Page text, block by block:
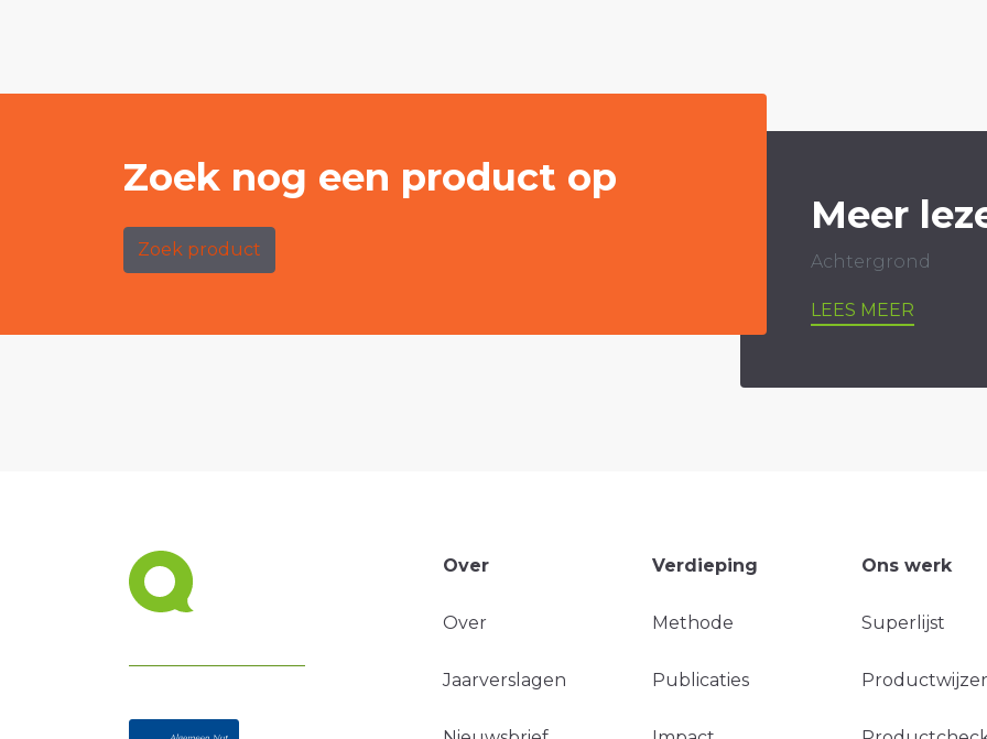
Zoek nog een product op
Zoek product
Meer
Achtergrond
LEES MEER
Over
Over
Jaarverslagen
Verdieping
Methode
Publicaties
Ons werk
Superlijst